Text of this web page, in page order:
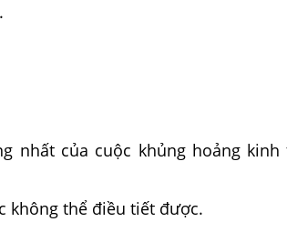
nhất của cuộc khủng hoảng
không thể điều tiết được.